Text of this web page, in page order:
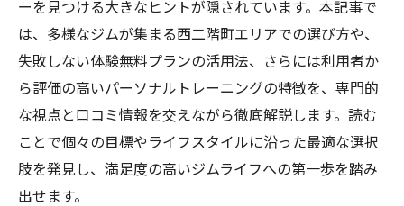
ーを見つける大きなヒントが隠されています。本記事で
は、多様なジムが集まる西二階町エリアでの選び方や、
失敗しない体験無料プランの活用法、さらには利用者か
ら評価の高いパーソナルトレーニングの特徴を、専門的
な視点と口コミ情報を交えながら徹底解説します。読む
ことで個々の目標やライフスタイルに沿った最適な選択
肢を発見し、満足度の高いジムライフへの第一歩を踏み
出せます。